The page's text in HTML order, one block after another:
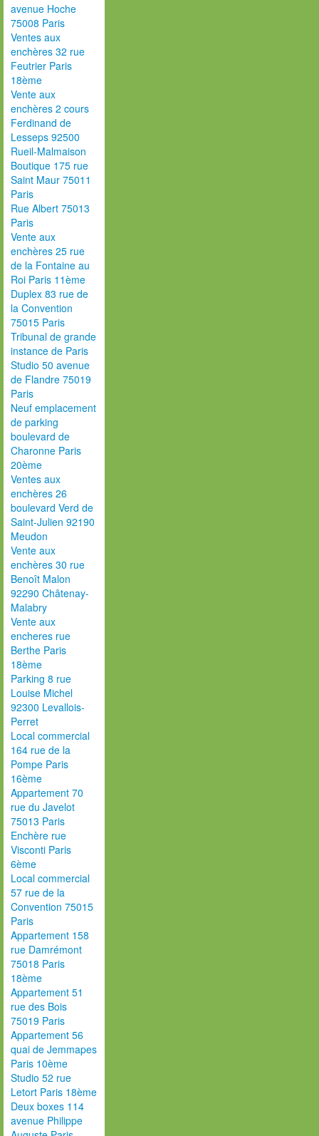
avenue Hoche
75008 Paris
Ventes aux
enchères 32 rue
Feutrier Paris
18ème
Vente aux
enchères 2 cours
Ferdinand de
Lesseps 92500
Rueil-Malmaison
Boutique 175 rue
Saint Maur 75011
Paris
Rue Albert 75013
Paris
Vente aux
enchères 25 rue
de la Fontaine au
Roi Paris 11ème
Duplex 83 rue de
la Convention
75015 Paris
Tribunal de grande
instance de Paris
Studio 50 avenue
de Flandre 75019
Paris
Neuf emplacement
de parking
boulevard de
Charonne Paris
20ème
Ventes aux
enchères 26
boulevard Verd de
Saint-Julien 92190
Meudon
Vente aux
enchères 30 rue
Benoît Malon
92290 Châtenay-
Malabry
Vente aux
encheres rue
Berthe Paris
18ème
Parking 8 rue
Louise Michel
92300 Levallois-
Perret
Local commercial
164 rue de la
Pompe Paris
16ème
Appartement 70
rue du Javelot
75013 Paris
Enchère rue
Visconti Paris
6ème
Local commercial
57 rue de la
Convention 75015
Paris
Appartement 158
rue Damrémont
75018 Paris
18ème
Appartement 51
rue des Bois
75019 Paris
Appartement 56
quai de Jemmapes
Paris 10ème
Studio 52 rue
Letort Paris 18ème
Deux boxes 114
avenue Philippe